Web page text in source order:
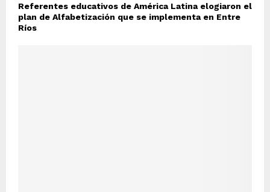
Referentes educativos de América Latina elogiaron el
plan de Alfabetización que se implementa en Entre
Ríos